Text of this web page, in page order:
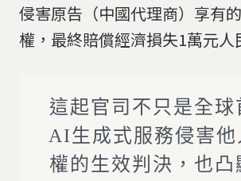
侵害原告（中國代理商）享有
權，最終賠償經濟損失1萬元人
這起官司不只是全球
AI生成式服務侵害他
權的生效判決，也凸